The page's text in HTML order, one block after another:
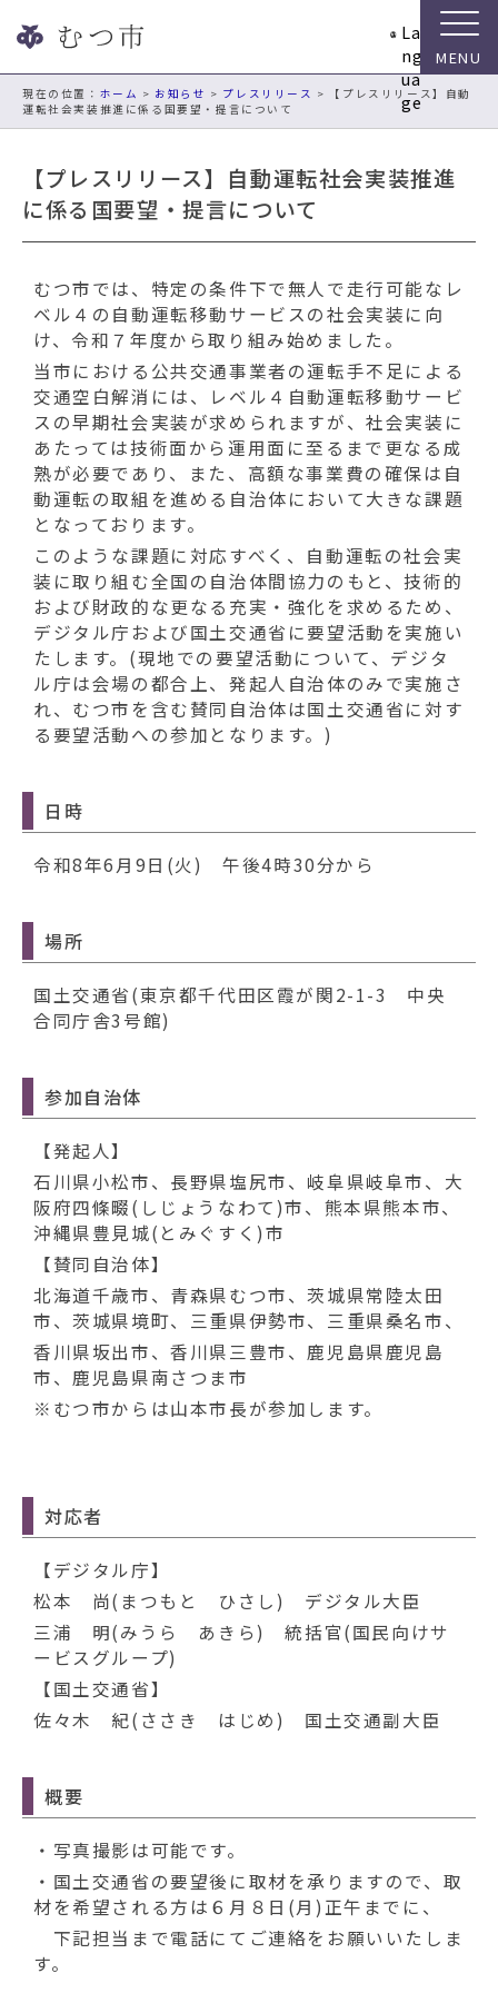
ビ
La
ng
ua
ge
現在の位置： ホーム > お知らせ > プレスリリース > 【プレスリリース】自動
運転社会実装推進に係る国要望・提言について
【プレスリリース】自動運転社会実装推進
に係る国要望・提言について
むつ市では、特定の条件下で無人で走行可能なレ
ベル４の自動運転移動サービスの社会実装に向
け、令和７年度から取り組み始めました。
当市における公共交通事業者の運転手不足による
交通空白解消には、レベル４自動運転移動サービ
スの早期社会実装が求められますが、社会実装に
あたっては技術面から運用面に至るまで更なる成
熟が必要であり、また、高額な事業費の確保は自
動運転の取組を進める自治体において大きな課題
となっております。
このような課題に対応すべく、自動運転の社会実
装に取り組む全国の自治体間協力のもと、技術的
および財政的な更なる充実・強化を求めるため、
デジタル庁および国土交通省に要望活動を実施い
たします。(現地での要望活動について、デジタ
ル庁は会場の都合上、発起人自治体のみで実施さ
れ、むつ市を含む賛同自治体は国土交通省に対す
る要望活動への参加となります。)
日時
令和8年6月9日(火) 午後4時30分から
場所
国土交通省(東京都千代田区霞が関2-1-3 中央
合同庁舎3号館)
参加自治体
【発起人】
石川県小松市、長野県塩尻市、岐阜県岐阜市、大
阪府四條畷(しじょうなわて)市、熊本県熊本市、
沖縄県豊見城(とみぐすく)市
【賛同自治体】
北海道千歳市、青森県むつ市、茨城県常陸太田
市、茨城県境町、三重県伊勢市、三重県桑名市、
香川県坂出市、香川県三豊市、鹿児島県鹿児島
市、鹿児島県南さつま市
※むつ市からは山本市長が参加します。
対応者
【デジタル庁】
松本 尚(まつもと ひさし) デジタル大臣
三浦 明(みうら あきら) 統括官(国民向けサ
ービスグループ)
【国土交通省】
佐々木 紀(ささき はじめ) 国土交通副大臣
概要
・写真撮影は可能です。
・国土交通省の要望後に取材を承りますので、取
材を希望される方は６月８日(月)正午までに、
下記担当まで電話にてご連絡をお願いいたしま
す。